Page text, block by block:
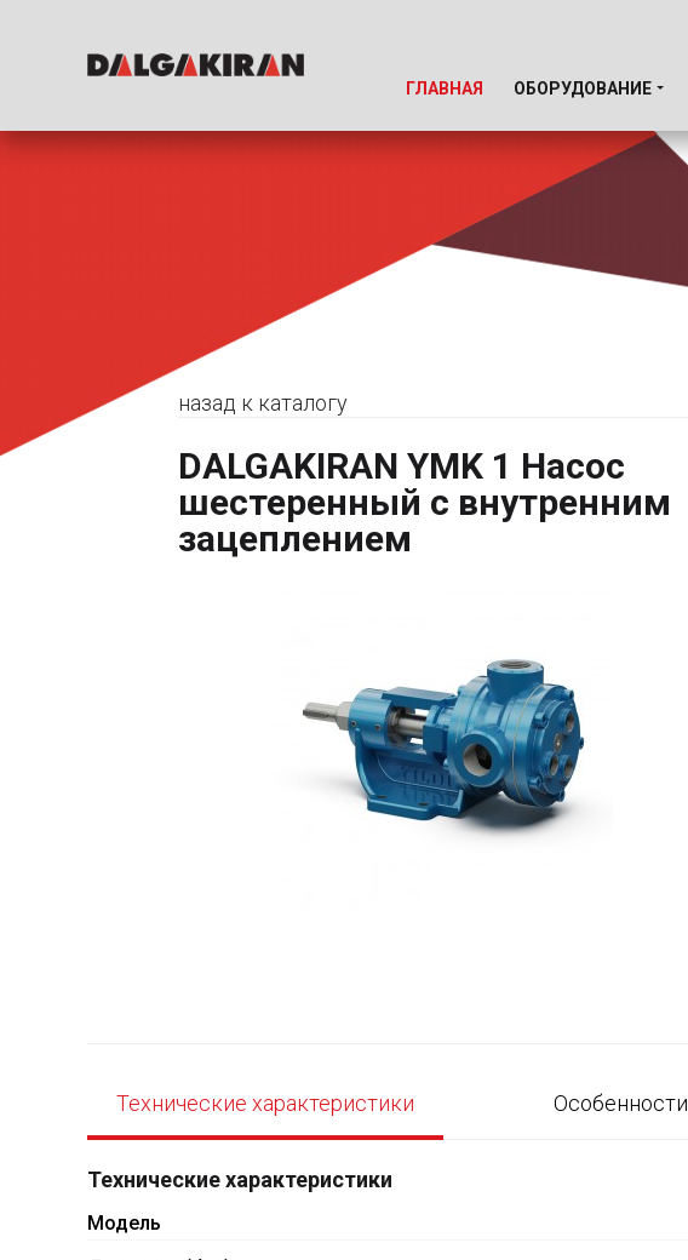
ГЛАВНАЯ ОБОРУДОВАНИЕ
назад к каталогу
DALGAKIRAN YMK 1 Насос
шестеренный с внутренним
зацеплением
Технические характеристики Особенности
Технические характеристики
Модель